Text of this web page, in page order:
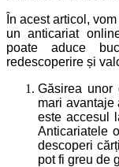
În acest articol,
un anticariat
poate aduce
redescoperire și
Găsirea
mari
este accesul
Anticariatele
descoperi
pot fi greu de